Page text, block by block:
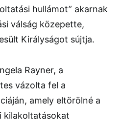
hullámot” akarnak
válság közepette,
Királyságot sújtja.
Rayner, a
vázolta fel a
amely eltörölné a
kilakoltatásokat